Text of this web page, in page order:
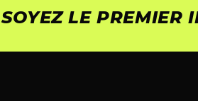
SOYEZ LE PREMIER